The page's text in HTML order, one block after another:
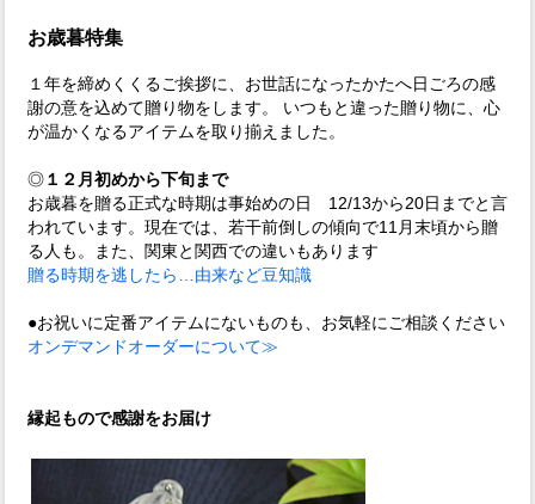
お歳暮特集
１年を締めくくるご挨拶に、お世話になったかたへ日ごろの感
謝の意を込めて贈り物をします。 いつもと違った贈り物に、心
が温かくなるアイテムを取り揃えました。
◎ １２月初めから下旬まで
お歳暮を贈る正式な時期は事始めの日 12/13から20日までと言
われています。現在では、若干前倒しの傾向で11月末頃から贈
る人も。また、関東と関西での違いもあります
贈る時期を逃したら…由来など豆知識
●お祝いに定番アイテムにないものも、お気軽にご相談ください
オンデマンドオーダーについて≫
縁起もので感謝をお届け